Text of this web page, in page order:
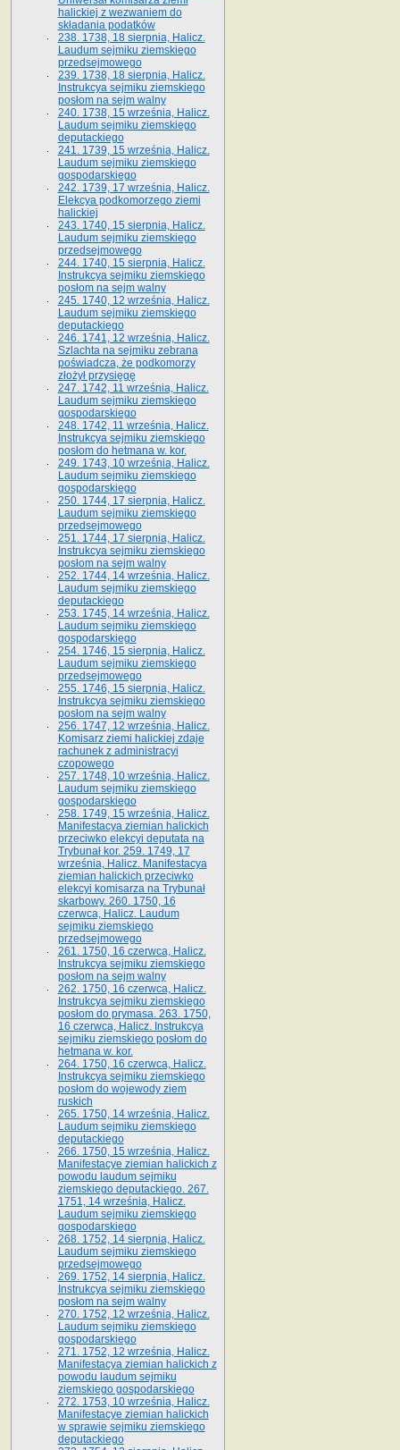
halickiej z wezwaniem do
składania podatków
238. 1738, 18 sierpnia, Halicz.
Laudum sejmiku ziemskiego
przedsejmowego
239. 1738, 18 sierpnia, Halicz.
Instrukcya sejmiku ziemskiego
posłom na sejm walny
240. 1738, 15 września, Halicz.
Laudum sejmiku ziemskiego
deputackiego
241. 1739, 15 września, Halicz.
Laudum sejmiku ziemskiego
gospodarskiego
242. 1739, 17 września, Halicz.
Elekcya podkomorzego ziemi
halickiej
243. 1740, 15 sierpnia, Halicz.
Laudum sejmiku ziemskiego
przedsejmowego
244. 1740, 15 sierpnia, Halicz.
Instrukcya sejmiku ziemskiego
posłom na sejm walny
245. 1740, 12 września, Halicz.
Laudum sejmiku ziemskiego
deputackiego
246. 1741, 12 września, Halicz.
Szlachta na sejmiku zebrana
poświadcza, że podkomorzy
złożył przysięgę
247. 1742, 11 września, Halicz.
Laudum sejmiku ziemskiego
gospodarskiego
248. 1742, 11 września, Halicz.
Instrukcya sejmiku ziemskiego
posłom do hetmana w. kor.
249. 1743, 10 września, Halicz.
Laudum sejmiku ziemskiego
gospodarskiego
250. 1744, 17 sierpnia, Halicz.
Laudum sejmiku ziemskiego
przedsejmowego
251. 1744, 17 sierpnia, Halicz.
Instrukcya sejmiku ziemskiego
posłom na sejm walny
252. 1744, 14 września, Halicz.
Laudum sejmiku ziemskiego
deputackiego
253. 1745, 14 września, Halicz.
Laudum sejmiku ziemskiego
gospodarskiego
254. 1746, 15 sierpnia, Halicz.
Laudum sejmiku ziemskiego
przedsejmowego
255. 1746, 15 sierpnia, Halicz.
Instrukcya sejmiku ziemskiego
posłom na sejm walny
256. 1747, 12 września, Halicz.
Komisarz ziemi halickiej zdaje
rachunek z administracyi
czopowego
257. 1748, 10 września, Halicz.
Laudum sejmiku ziemskiego
gospodarskiego
258. 1749, 15 września, Halicz.
Manifestacya ziemian halickich
przeciwko elekcyi deputata na
Trybunał kor. 259. 1749, 17
września, Halicz. Manifestacya
ziemian halickich przeciwko
elekcyi komisarza na Trybunał
skarbowy. 260. 1750, 16
czerwca, Halicz. Laudum
sejmiku ziemskiego
przedsejmowego
261. 1750, 16 czerwca, Halicz.
Instrukcya sejmiku ziemskiego
posłom na sejm walny
262. 1750, 16 czerwca, Halicz.
Instrukcya sejmiku ziemskiego
posłom do prymasa. 263. 1750,
16 czerwca, Halicz. Instrukcya
sejmiku ziemskiego posłom do
hetmana w. kor.
264. 1750, 16 czerwca, Halicz.
Instrukcya sejmiku ziemskiego
posłom do wojewody ziem
ruskich
265. 1750, 14 września, Halicz.
Laudum sejmiku ziemskiego
deputackiego
266. 1750, 15 września, Halicz.
Manifestacye ziemian halickich z
powodu laudum sejmiku
ziemskiego deputackiego. 267.
1751, 14 września, Halicz.
Laudum sejmiku ziemskiego
gospodarskiego
268. 1752, 14 sierpnia, Halicz.
Laudum sejmiku ziemskiego
przedsejmowego
269. 1752, 14 sierpnia, Halicz.
Instrukcya sejmiku ziemskiego
posłom na sejm walny
270. 1752, 12 września, Halicz.
Laudum sejmiku ziemskiego
gospodarskiego
271. 1752, 12 września, Halicz.
Manifestacya ziemian halickich z
powodu laudum sejmiku
ziemskiego gospodarskiego
272. 1753, 10 września, Halicz.
Manifestacye ziemian halickich
w sprawie sejmiku ziemskiego
deputackiego